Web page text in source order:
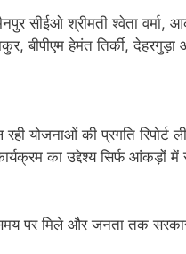
सीईओ श्रीमती श्वेता वर्मा,
बीपीएम हेमंत तिर्की,
योजनाओं की प्रगति
का उद्देश्य सिर्फ आंकड़ों में
पर मिले और जनता तक